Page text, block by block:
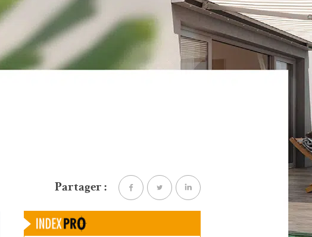
Partager :